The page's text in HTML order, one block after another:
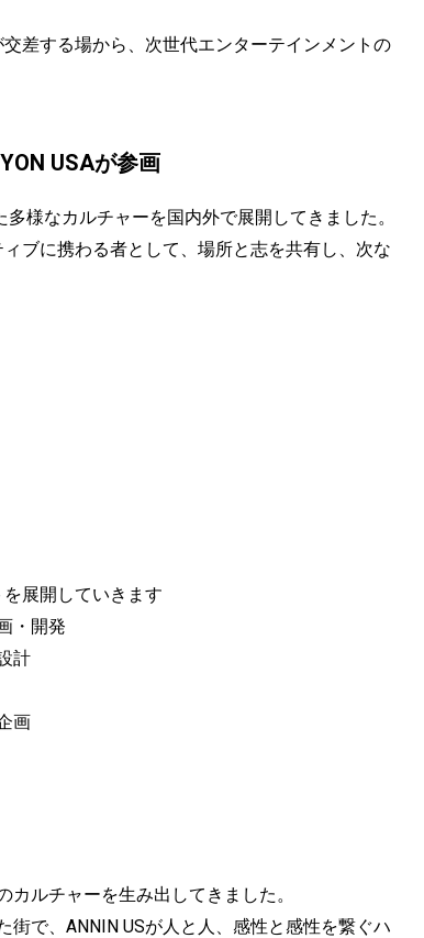
差する場から、次世代エンターテインメントの
USAが参画
様なカルチャーを国内外で展開してきました。
ブに携わる者として、場所と志を共有し、次な
展開していきます
・開発
計
画
ルチャーを生み出してきました。
で、ANNIN USが人と人、感性と感性を繋ぐハ